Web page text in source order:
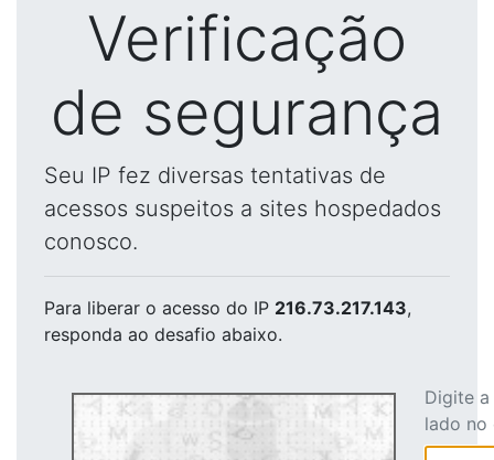
Verificação
de segurança
Seu IP fez diversas tentativas de
acessos suspeitos a sites hospedados
conosco.
Para liberar o acesso do IP 216.73.217.143,
responda ao desafio abaixo.
Digite
lado no